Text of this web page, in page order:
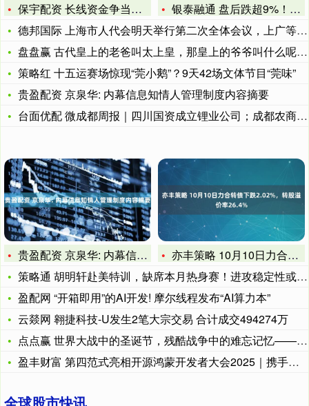
保宇配资 长线资金争当基石“怕抢不到单”，瑞银称2026年港
银泰融通 盘后跌超9%！Meta三季度净利骤降83%：一次性
德邦国际 上海市人代会明天举行第二次全体会议，上广等现场转播
盘盘赢 古代皇上的老爸叫太上皇，那皇上的爷爷叫什么呢？这里告
策略红 十五运赛场惊现“莞小鹅”？9天42场文体节目“莞味”
贵盈配资 京泉华: 内幕信息知情人管理制度内容摘要
台面优配 微成都周报｜四川国资成立锂业公司；成都农商银行资产
贵盈配资 京泉华: 内幕信息知情人管理制度内容摘要
亦丰策略 10月10日力合转债下跌2.02%，转股溢价率26
策略通 胡明轩赴美特训，缺席本月热身赛！进攻稳定性或将得到提
盈配网 “开箱即用”的AI开发! 摩尔线程发布“AI算力本”
云燚网 翱捷科技-U发生2笔大宗交易 合计成交494274万
点点赢 世界大战中的圣诞节，残酷战争中的难忘记忆——战火中的
盈丰财富 第四范式亮相开源鸿蒙开发者大会2025｜携手华为共